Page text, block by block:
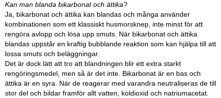
Kan man blanda bikarbonat och ättika?
Ja, bikarbonat och ättika kan blandas och många använder
kombinationen som ett klassiskt husmorsknep, inte minst för att
rengöra avlopp och lösa upp smuts. När bikarbonat och ättika
blandas uppstår en kraftig bubblande reaktion som kan hjälpa till att
lossa smuts och beläggningar.
Det är dock lätt att tro att blandningen blir ett extra starkt
rengöringsmedel, men så är det inte. Bikarbonat är en bas och
ättika är en syra. När de reagerar med varandra neutraliseras de till
stor del och bildar framför allt vatten, koldioxid och natriumacetat.